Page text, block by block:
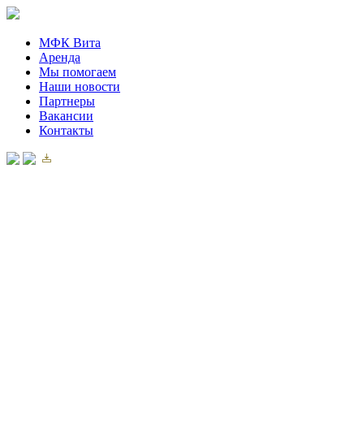
МФК Вита
Аренда
Мы помогаем
Наши новости
Партнеры
Вакансии
Контакты